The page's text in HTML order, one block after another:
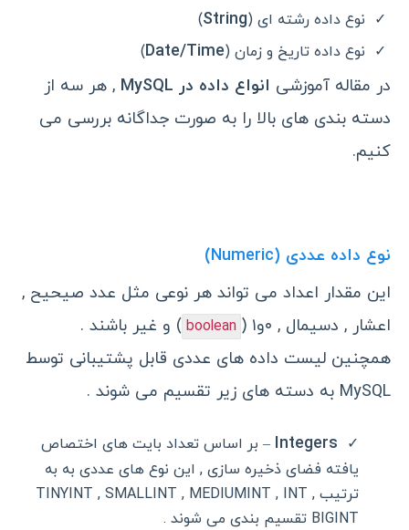
نوع داده رشته ای (String
)
نوع داده تاریخ و زمان (Date/Time
)
در مقاله آموزشی انواع داده در MySQL
, هر سه از
دسته بندی های بالا را به صورت جداگانه بررسی می
کنیم.
نوع داده عددی (Numeric
)
این مقدار اعداد می تواند هر نوعی مثل عدد صیحیح ,
اعشار , دسیمال , ۰و۱ (
boolean ) و غیر باشند .
همچنین لیست داده های عددی قابل پشتیبانی توسط
MySQL به دسته های زیر تقسیم می شوند .
Integers – بر اساس تعداد بایت های اختصاص
یافته فضای ذخیره سازی , این نوع های عددی به به
ترتیب TINYINT , SMALLINT , MEDIUMINT , INT ,
BIGINT تقسیم بندی می شوند .